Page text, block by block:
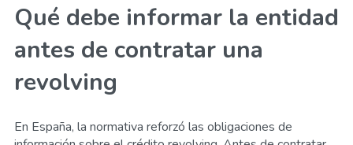
Qué debe informar la entidad
antes de contratar una
revolving
En España, la normativa reforzó las obligaciones de